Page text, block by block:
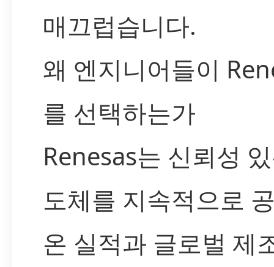
매끄럽습니다.
왜 엔지니어들이
를 선택하는가
Renesas는 신뢰성
도체를 지속적으로
온 실적과 글로벌 제